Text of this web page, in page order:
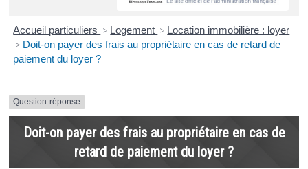
Accueil particuliers > Logement > Location immobilière : loyer
> Doit-on payer des frais au propriétaire en cas de retard de
paiement du loyer ?
Question-réponse
Doit-on payer des frais au propriétaire en cas de
retard de paiement du loyer ?